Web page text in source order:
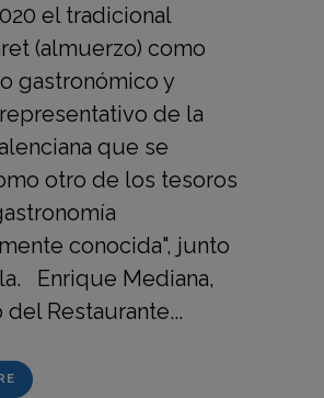
el tradicional
(almuerzo) como
gastronómico y
de la
que se
otro de los tesoros
conocida", junto
Enrique Mediana,
Restaurante...